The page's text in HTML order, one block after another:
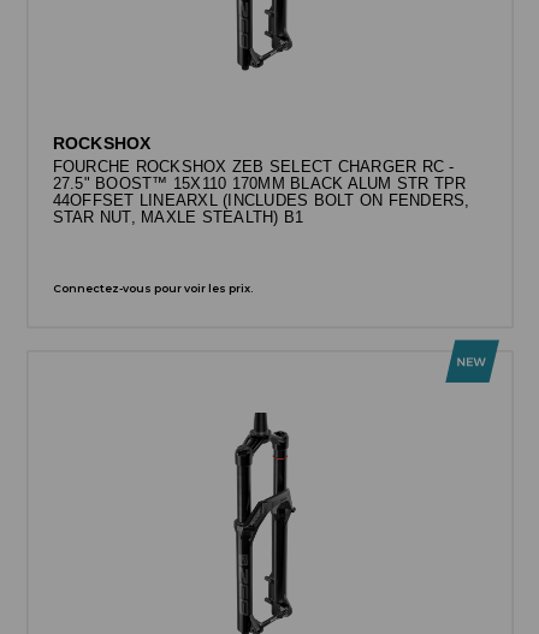
ROCKSHOX
FOURCHE ROCKSHOX ZEB SELECT CHARGER RC -
27.5" BOOST™ 15X110 170MM BLACK ALUM STR TPR
44OFFSET LINEARXL (INCLUDES BOLT ON FENDERS,
STAR NUT, MAXLE STEALTH) B1
Connectez-vous pour voir les prix.